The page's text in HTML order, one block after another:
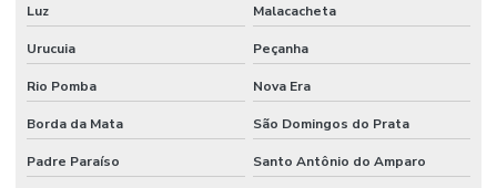
Reforma E Manutenção Predial Completa
Reformas E Manutenção Predial
Remoção De Resíduos E Limpeza Eficaz
Retrofit de equipamentos industriais
Retrofit de instalações
Luz Malacacheta
Urucuia Peçanha
Rio Pomba Nova Era
Borda da Mata São Domingos do Prata
Padre Paraíso Santo Antônio do Amparo